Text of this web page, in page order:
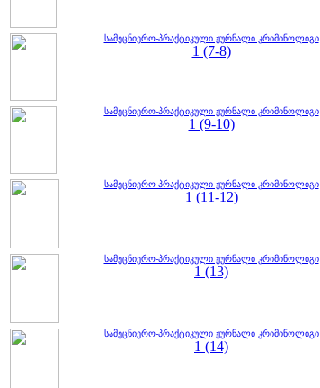
სამეცნიერო-პრაქტიკული ჟურნალი კრიმინოლიგი
1 (7-8)
სამეცნიერო-პრაქტიკული ჟურნალი კრიმინოლიგი
1 (9-10)
სამეცნიერო-პრაქტიკული ჟურნალი კრიმინოლიგი
1 (11-12)
სამეცნიერო-პრაქტიკული ჟურნალი კრიმინოლიგი
1 (13)
სამეცნიერო-პრაქტიკული ჟურნალი კრიმინოლიგი
1 (14)